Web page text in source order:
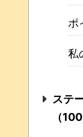
ポ
私
ステ
（